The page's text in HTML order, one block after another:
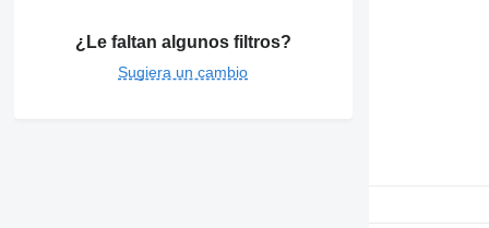
¿Le faltan algunos filtros?
Sugiera un cambio